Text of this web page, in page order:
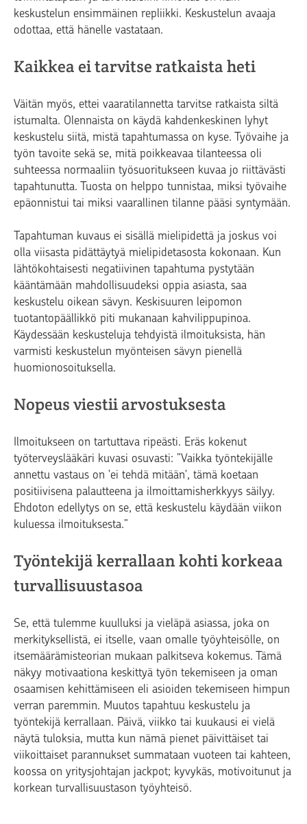
keskustelun ensimmäinen repliikki. Keskustelun avaaja
odottaa, että hänelle vastataan.
Kaikkea ei tarvitse ratkaista heti
Väitän myös, ettei vaaratilannetta tarvitse ratkaista siltä
istumalta. Olennaista on käydä kahdenkeskinen lyhyt
keskustelu siitä, mistä tapahtumassa on kyse. Työvaihe ja
työn tavoite sekä se, mitä poikkeavaa tilanteessa oli
suhteessa normaaliin työsuoritukseen kuvaa jo riittävästi
tapahtunutta. Tuosta on helppo tunnistaa, miksi työvaihe
epäonnistui tai miksi vaarallinen tilanne pääsi syntymään.
Tapahtuman kuvaus ei sisällä mielipidettä ja joskus voi
olla viisasta pidättäytyä mielipidetasosta kokonaan. Kun
lähtökohtaisesti negatiivinen tapahtuma pystytään
kääntämään mahdollisuudeksi oppia asiasta, saa
keskustelu oikean sävyn. Keskisuuren leipomon
tuotantopäällikkö piti mukanaan kahvilippupinoa.
Käydessään keskusteluja tehdyistä ilmoituksista, hän
varmisti keskustelun myönteisen sävyn pienellä
huomionosoituksella.
Nopeus viestii arvostuksesta
Ilmoitukseen on tartuttava ripeästi. Eräs kokenut
työterveyslääkäri kuvasi osuvasti: ”Vaikka työntekijälle
annettu vastaus on 'ei tehdä mitään', tämä koetaan
positiivisena palautteena ja ilmoittamisherkkyys säilyy.
Ehdoton edellytys on se, että keskustelu käydään viikon
kuluessa ilmoituksesta.”
Työntekijä kerrallaan kohti korkeaa
turvallisuustasoa
Se, että tulemme kuulluksi ja vieläpä asiassa, joka on
merkityksellistä, ei itselle, vaan omalle työyhteisölle, on
itsemäärämisteorian mukaan palkitseva kokemus. Tämä
näkyy motivaationa keskittyä työn tekemiseen ja oman
osaamisen kehittämiseen eli asioiden tekemiseen himpun
verran paremmin. Muutos tapahtuu keskustelu ja
työntekijä kerrallaan. Päivä, viikko tai kuukausi ei vielä
näytä tuloksia, mutta kun nämä pienet päivittäiset tai
viikoittaiset parannukset summataan vuoteen tai kahteen,
koossa on yritysjohtajan jackpot; kyvykäs, motivoitunut ja
korkean turvallisuustason työyhteisö.